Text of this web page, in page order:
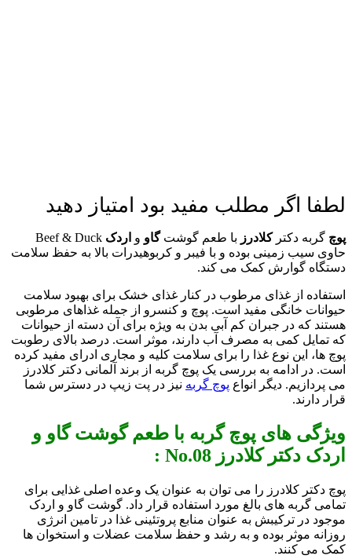
لطفا اگر مطلب مفید بود امتیاز دهید
پوچ گربه دکترکلادرز با طعم گوشتگاو و اردک Beef & Duck
حاوی سیب زمینی بوده و با فیبر و کربوهیدرات‌ بالا به حفظ سلامت
دستگاه گوارش کمک می کند.
استفاده از غذای مرطوب در کنار غذای خشک برای بهبود سلامت
حیوانات خانگی مفید است. پوچ و کنسرو از جمله غذاهای مرطوبی
هستند که در جبران کم آبی بدن به ویژه برای آن دسته از حیوانات
که تمایل کمی به مصرف آب دارند، موثر است. درصد بالای رطوبت
پوچ ها، این نوع غذا را برای سلامت کلیه و مجاری ادرای مفید کرده
است. در ادامه به بررسی یک پوچ گربه از برند آلمانی دکتر کلادرز
می پردازیم. دیگر انواع پوچ گربه نیز در پت زیپ در دسترس شما
قرار دارند.
ویژگی های پوچ گربه با طعم گوشت گاو و
اردک دکتر کلادرز No.08 :
پوچ دکتر کلادرز را می توان به عنوان یک وعده اصلی غذایی برای
تمامی گربه های بالغ مورد استفاده قرار داد. گوشت گاو و اردک
موجود در ترکیبش به عنوان منابع پروتئینی غذا در تامین انرژی
روزانه موثر بوده و به رشد و حفظ سلامت عضلات و استخوان ها
کمک می کنند.